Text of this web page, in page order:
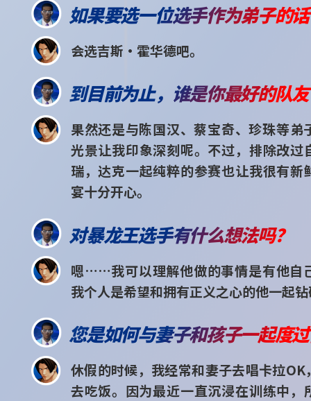
如果要选一位选手作为弟子的
会选吉斯·霍华德吧。
到目前为止，谁是你最好的队
果然还是与陈国汉、蔡宝奇、珍珠等弟
光景让我印象深刻呢。不过，排除改过
瑞，达克一起纯粹的参赛也让我很有新
宴十分开心。
对暴龙王选手有什么想法吗？
嗯……我可以理解他做的事情是有他自
我个人是希望和拥有正义之心的他一起
您是如何与妻子和孩子一起度
休假的时候，我经常和妻子去唱卡拉
去吃饭。因为最近一直沉浸在训练中，